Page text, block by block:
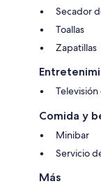
Secador
Toallas
Zapatillas
Comida y
Minibar
Servicio
Más